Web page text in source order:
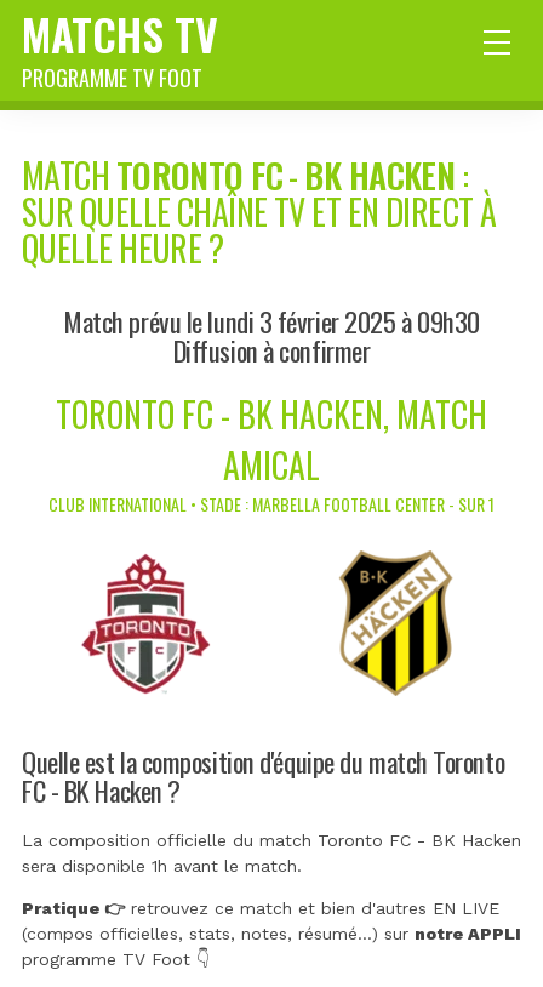
MATCHS TV
PROGRAMME TV FOOT
MATCHTORONTO FC-BK HACKEN:
SUR QUELLE CHAÎNE TV ET EN DIRECT À
QUELLE HEURE ?
Match prévu le lundi 3 février 2025 à 09h30
Diffusion à confirmer
TORONTO FC - BK HACKEN, MATCH
AMICAL
CLUB INTERNATIONAL • STADE : MARBELLA FOOTBALL CENTER - SUR 1
Quelle est la composition d'équipe du match Toronto
FC - BK Hacken ?
La composition officielle du match Toronto FC - BK Hacken
sera disponible 1h avant le match.
Pratique 👉retrouvez ce match et bien d'autres EN LIVE
(compos officielles, stats, notes, résumé...) sur notre APPLI
programme TV Foot 👇